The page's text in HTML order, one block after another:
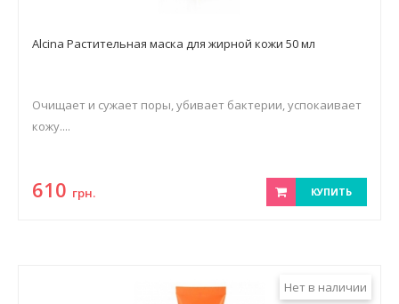
Alcina Растительная маска для жирной кожи 50 мл
Очищает и сужает поры, убивает бактерии, успокаивает
кожу....
610 грн. КУПИТЬ
Нет в наличии